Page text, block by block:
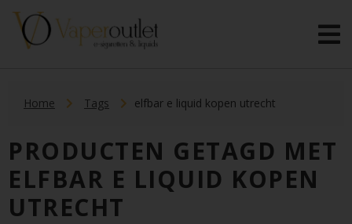
Home Tags elfbar e liquid kopen utrecht
PRODUCTEN GETAGD MET
ELFBAR E LIQUID KOPEN
UTRECHT